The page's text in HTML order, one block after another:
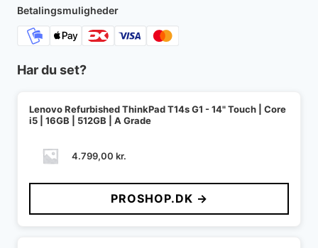
Betalingsmuligheder
Har du set?
Lenovo Refurbished ThinkPad T14s G1 - 14" Touch | Core
i5 | 16GB | 512GB | A Grade
4.799,00 kr.
PROSHOP.DK →